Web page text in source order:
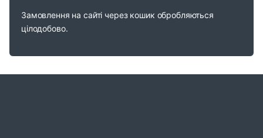
Замовлення на сайті через кошик обробляються
цілодобово.